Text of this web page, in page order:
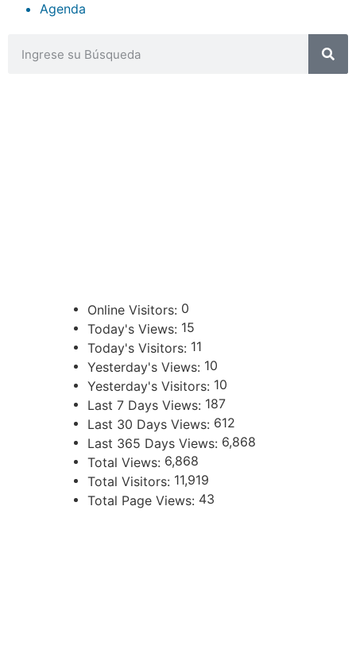
Agenda
Online Visitors: 0
Today's Views: 15
Today's Visitors: 11
Yesterday's Views: 10
Yesterday's Visitors: 10
Last 7 Days Views: 187
Last 30 Days Views: 612
Last 365 Days Views: 6,868
Total Views: 6,868
Total Visitors: 11,919
Total Page Views: 43